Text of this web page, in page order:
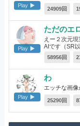
Play
24909回
Play
ただのエ
えー２次元
AIです（SR
58956回
Play
わ
エッチな画
25290回